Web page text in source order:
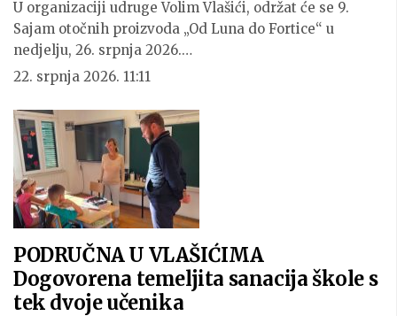
U organizaciji udruge Volim Vlašići, održat će se 9.
Sajam otočnih proizvoda „Od Luna do Fortice“ u
nedjelju, 26. srpnja 2026.…
22. srpnja 2026. 11:11
PODRUČNA U VLAŠIĆIMA
Dogovorena temeljita sanacija škole s
tek dvoje učenika